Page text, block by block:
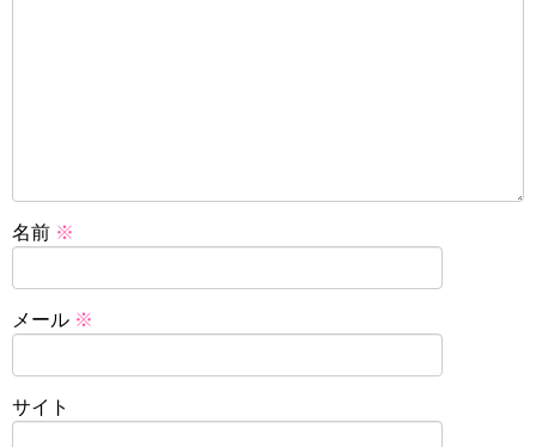
名前 ※
メール ※
サイト